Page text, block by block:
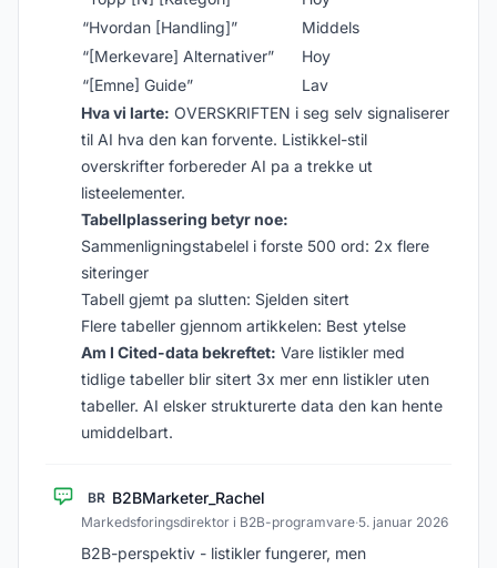
“Hvordan [Handling]”
Middels
“[Merkevare] Alternativer”
Hoy
“[Emne] Guide”
Lav
Hva vi larte: OVERSKRIFTEN i seg selv signaliserer
til AI hva den kan forvente. Listikkel-stil
overskrifter forbereder AI pa a trekke ut
listeelementer.
Tabellplassering betyr noe:
Sammenligningstabelel i forste 500 ord: 2x flere
siteringer
Tabell gjemt pa slutten: Sjelden sitert
Flere tabeller gjennom artikkelen: Best ytelse
Am I Cited-data bekreftet: Vare listikler med
tidlige tabeller blir sitert 3x mer enn listikler uten
tabeller. AI elsker strukturerte data den kan hente
umiddelbart.
BR B2BMarketer_Rachel
Markedsforingsdirektor i B2B-programvare·5. januar 2026
B2B-perspektiv - listikler fungerer, men